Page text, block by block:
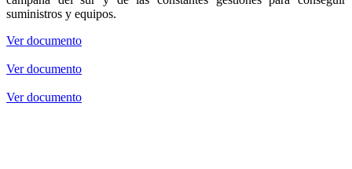
suministros y equipos.
Ver documento
Ver documento
Ver documento